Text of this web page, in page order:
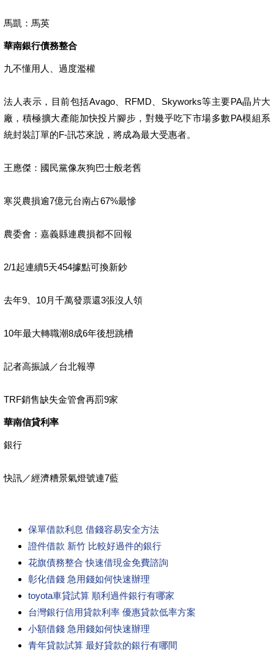
馬凱：馬英
華南銀行債務整合
九不懂用人、過度濫權
法人表示，目前包括Avago、RFMD、Skyworks等主要PA晶片大
廠，積極擴大產能加快投片腳步，對幾乎吃下市場多數PA模組系
統封裝訂單的F-訊芯來說，將成為最大受惠者。
王應傑：國民黨像灰狗巴士般老舊
寒災農損逾7億元台南占67%最慘
農委會：嘉義縣連農損都不回報
2/1起連續5天454據點可換新鈔
去年9、10月千萬發票還3張沒人領
10年最大轉職潮8成6年後想跳槽
記者高振誠／台北報導
TRF銷售缺失金管會再罰9家
華南信貸利率
銀行
快訊／經濟糟景氣燈號連7藍
保單借款利息 借錢容易安全方法
證件借款 新竹 比較好過件的銀行
花旗債務整合 快速借現金免費諮詢
彰化借錢 急用錢如何快速辦理
toyota車貸試算 順利過件銀行有哪家
台灣銀行信用貸款利率 優惠貸款低率方案
小額借錢 急用錢如何快速辦理
青年貸款試算 最好貸款的銀行有哪間